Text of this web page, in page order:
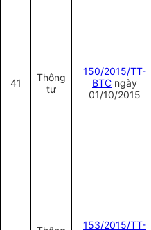
41
Thông
tư
150/2015/TT-
BTC ngày
01/10/2015
153/2015/TT-